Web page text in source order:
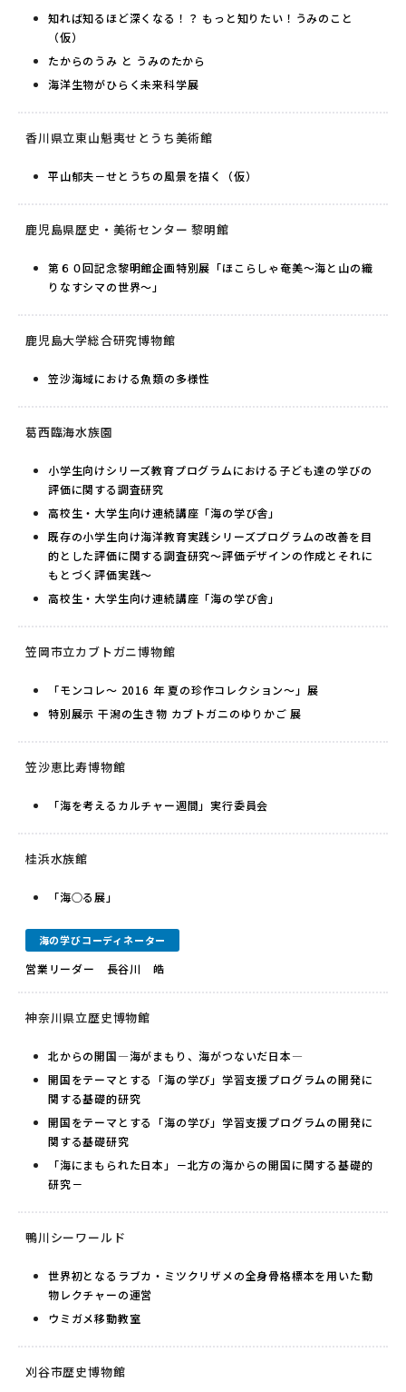
知れば知るほど深くなる！？ もっと知りたい！うみのこと
（仮）
たからのうみ と うみのたから
海洋生物がひらく未来科学展
香川県立東山魁夷せとうち美術館
平山郁夫－せとうちの風景を描く（仮）
鹿児島県歴史・美術センター 黎明館
第６０回記念黎明館企画特別展「ほこらしゃ奄美～海と山の織
りなすシマの世界～」
鹿児島大学総合研究博物館
笠沙海域における魚類の多様性
葛西臨海水族園
小学生向けシリーズ教育プログラムにおける子ども達の学びの
評価に関する調査研究
高校生・大学生向け連続講座「海の学び舎」
既存の小学生向け海洋教育実践シリーズプログラムの改善を目
的とした評価に関する調査研究～評価デザインの作成とそれに
もとづく評価実践～
高校生・大学生向け連続講座「海の学び舎」
笠岡市立カブトガニ博物館
「モンコレ〜 2016 年 夏の珍作コレクション〜」展
特別展示 干潟の生き物 カブトガニのゆりかご 展
笠沙恵比寿博物館
「海を考えるカルチャー週間」実行委員会
桂浜水族館
「海○る展」
海の学びコーディネーター
営業リーダー 長谷川 皓
神奈川県立歴史博物館
北からの開国―海がまもり、海がつないだ日本―
開国をテーマとする「海の学び」学習支援プログラムの開発に
関する基礎的研究
開国をテーマとする「海の学び」学習支援プログラムの開発に
関する基礎研究
「海にまもられた日本」－北方の海からの開国に関する基礎的
研究－
鴨川シーワールド
世界初となるラブカ・ミツクリザメの全身骨格標本を用いた動
物レクチャーの運営
ウミガメ移動教室
刈谷市歴史博物館